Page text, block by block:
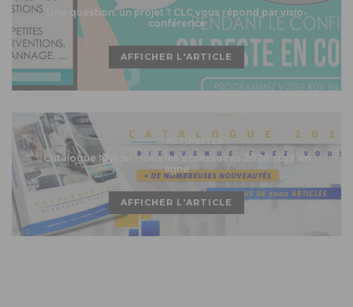
Une question, un projet ? CLC vous répond par visio-
conférence
AFFICHER L'ARTICLE
ACTUALITÉS
Catalogue Idylcar : tous les accessoires 2020 sont en
ligne
AFFICHER L'ARTICLE